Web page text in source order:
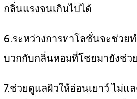
กลิ่นแรงจนเกินไปได้
6.ระหว่างการทาโลชั่นจะช่วย
บวกกับกลิ่นหอมที่โชยมายังช่ว
7.ช่วยดูแลผิวให้อ่อนเยาว์ ไม่